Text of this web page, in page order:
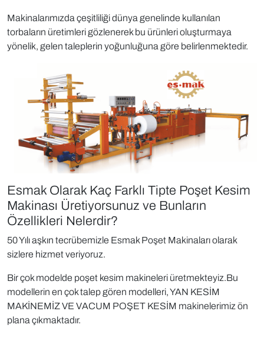
Makinalarımızda çeşitliliği dünya genelinde kullanılan
torbaların üretimleri gözlenerek bu ürünleri oluşturmaya
yönelik, gelen taleplerin yoğunluğuna göre belirlenmektedir.
Esmak Olarak Kaç Farklı Tipte Poşet Kesim
Makinası Üretiyorsunuz ve Bunların
Özellikleri Nelerdir?
50 Yılı aşkın tecrübemizle Esmak Poşet Makinaları olarak
sizlere hizmet veriyoruz.
Bir çok modelde poşet kesim makineleri üretmekteyiz.Bu
modellerin en çok talep gören modelleri, YAN KESİM
MAKİNEMİZ VE VACUM POŞET KESİM makinelerimiz ön
plana çıkmaktadır.